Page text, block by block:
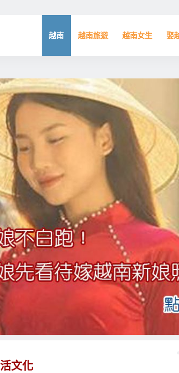
越南 越南旅遊 越南女生 娶
文化